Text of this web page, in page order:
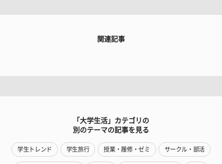
関連記事
「大学生活」カテゴリの
別のテーマの記事を見る
学生トレンド 学生旅行 授業・履修・ゼミ サークル・部活